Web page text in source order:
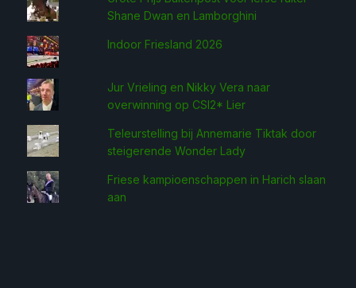
Shane Dwan en Lamborghini
Indoor Friesland 2026
Jur Vrieling en Nikky Vera naar
overwinning op CSI2* Lier
Teleurstelling bij Annemarie Tiktak door
steigerende Wonder Lady
Friese kampioenschappen in Harich slaan
aan